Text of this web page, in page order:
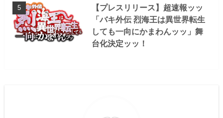
【プレスリリース】超速報ッッ
「バキ外伝 烈海王は異世界転生
しても一向にかまわんッッ」舞
台化決定ッッ！